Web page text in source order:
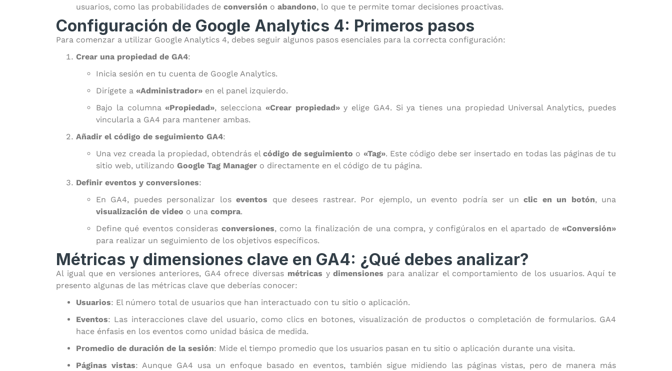
usuarios, como las probabilidades de conversión o abandono, lo que te permite tomar decisiones proactivas.
Configuración de Google Analytics 4: Primeros pasos
Para comenzar a utilizar Google Analytics 4, debes seguir algunos pasos esenciales para la correcta configuración:
Crear una propiedad de GA4:
Inicia sesión en tu cuenta de Google Analytics.
Dirígete a «Administrador» en el panel izquierdo.
Bajo la columna«Propiedad», selecciona «Crear propiedad»y elige GA4. Si ya tienes una propiedad Universal Analytics, puedes
vincularla a GA4 para mantener ambas.
Añadir el código de seguimiento GA4:
Una vez creada la propiedad, obtendrás elcódigo de seguimiento o «Tag». Este código debe ser insertado en todas las páginas de tu
sitio web, utilizando Google Tag Manager o directamente en el código de tu página.
Definir eventos y conversiones:
En GA4, puedes personalizar loseventos que desees rastrear. Por ejemplo, un evento podría ser unclic en un botón, una
visualización de video o una compra.
Define qué eventos consideras conversiones, como la finalización de una compra, y configúralos en el apartado de«Conversión»
para realizar un seguimiento de los objetivos específicos.
Métricas y dimensiones clave en GA4: ¿Qué debes analizar?
Al igual que en versiones anteriores, GA4 ofrece diversas métricas ydimensiones para analizar el comportamiento de los usuarios. Aquí te
presento algunas de las métricas clave que deberías conocer:
Usuarios: El número total de usuarios que han interactuado con tu sitio o aplicación.
Eventos: Las interacciones clave del usuario, como clics en botones, visualización de productos o completación de formularios. GA4
hace énfasis en los eventos como unidad básica de medida.
Promedio de duración de la sesión: Mide el tiempo promedio que los usuarios pasan en tu sitio o aplicación durante una visita.
Páginas vistas: Aunque GA4 usa un enfoque basado en eventos, también sigue midiendo las páginas vistas, pero de manera más